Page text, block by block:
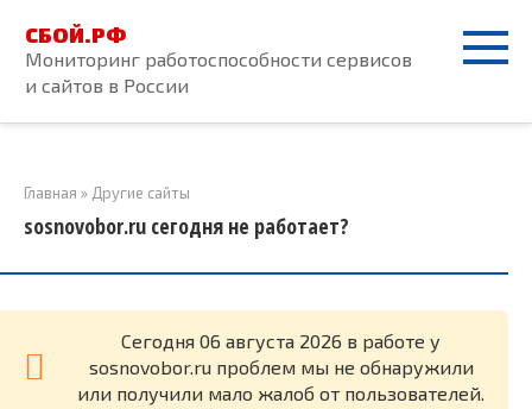
контенту
СБОЙ.РФ
Мониторинг работоспособности сервисов
и сайтов в России
Главная » Другие сайты
sosnovobor.ru сегодня не работает?
Cегодня 06 августа 2026 в работе у
sosnovobor.ru проблем мы не обнаружили
или получили мало жалоб от пользователей.